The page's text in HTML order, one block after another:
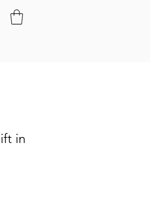
in